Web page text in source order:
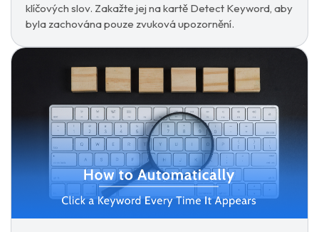
klíčových slov. Zakažte jej na kartě Detect Keyword, aby
byla zachována pouze zvuková upozornění.